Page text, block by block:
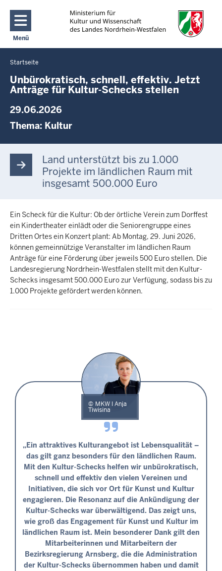
Direkt zum Inhalt
Menü
Navigation aktivieren/deaktivieren: Main Menu
Sie
befinden
sich
Startseite
Unbürokratisch, schnell, effektiv. Jetzt
Anträge für Kultur-Schecks stellen
29.06.2026
Thema: Kultur
Land unterstützt bis zu 1.000
Projekte im ländlichen Raum mit
insgesamt 500.000 Euro
Ein Scheck für die Kultur: Ob der örtliche Verein zum Dorffest
ein Kindertheater einlädt oder die Seniorengruppe eines
Dritten Ortes ein Konzert plant: Ab Montag, 29. Juni 2026,
können gemeinnützige Veranstalter im ländlichen Raum
Anträge für eine Förderung über jeweils 500 Euro stellen. Die
Landesregierung Nordrhein-Westfalen stellt mit den Kultur-
Schecks insgesamt 500.000 Euro zur Verfügung, sodass bis zu
1.000 Projekte gefördert werden können.
MKW I Anja
Tiwisina
„Ein attraktives Kulturangebot ist Lebensqualität –
das gilt ganz besonders für den ländlichen Raum.
Mit den Kultur-Schecks helfen wir unbürokratisch,
schnell und effektiv den vielen Vereinen und
Initiativen, die sich vor Ort für Kunst und Kultur
engagieren. Die Resonanz auf die Ankündigung der
Kultur-Schecks war überwältigend. Das zeigt uns,
wie groß das Engagement für Kunst und Kultur im
ländlichen Raum ist. Mein besonderer Dank gilt den
Mitarbeiterinnen und Mitarbeitern der
Bezirksregierung Arnsberg, die die Administration
der Kultur-Schecks übernommen haben und damit